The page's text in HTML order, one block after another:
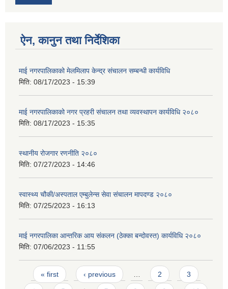
ऐन, कानुन तथा निर्देशिका
माई नगरपालिकाको मेलमिलाप केन्द्र संचालन सम्बन्धी कार्यविधि
मिति: 08/17/2023 - 15:39
माई नगरपालिकाको नगर प्रहरी संचालन तथा व्यवस्थापन कार्यविधि २०८०
मिति: 08/17/2023 - 15:35
स्थानीय रोजगार रणनीति २०८०
मिति: 07/27/2023 - 14:46
स्वास्थ्य चौकी/अस्पताल एम्बुलेन्स सेवा संचालन मापदण्ड २०८०
मिति: 07/25/2023 - 16:13
माई नगरपालिका आन्तरिक आय संकलन (ठेक्का बन्दोवस्त) कार्यविधि २०८०
मिति: 07/06/2023 - 11:55
Pages
« first ‹ previous … 2 3